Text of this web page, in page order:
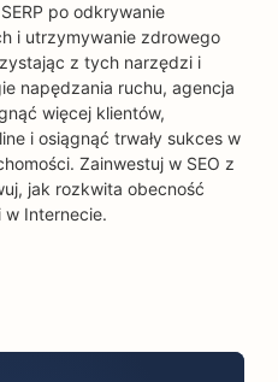
po odkrywanie
i utrzymywanie zdrowego
z tych narzędzi i
napędzania ruchu, agencja
więcej klientów,
i osiągnąć trwały sukces w
Zainwestuj w SEO z
jak rozkwita obecność
w Internecie.